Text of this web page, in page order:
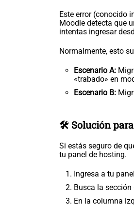
Este error (conocido
Moodle detecta que
intentas ingresar
Normalmente, esto
Escenario A:
«trabado» en
Escenario B:
🛠️ Solución
Si estás seguro de
tu panel de hosting.
Ingresa a tu
Busca la sección
En la columna